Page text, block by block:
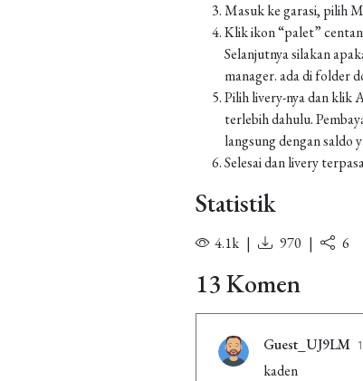
Masuk ke garasi, pilih
Klik ikon “palet”
Selanjutnya silakan
manager. ada di folder
Pilih livery-nya dan klik
terlebih dahulu.
langsung dengan saldo
Selesai dan livery
Statistik
4.1k | 970 | 6
13 Komen
Guest_UJ9LM
kaden